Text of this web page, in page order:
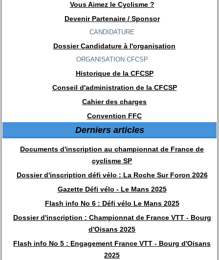
Vous Aimez le Cyclisme ?
Devenir Partenaire / Sponsor
CANDIDATURE
Dossier Candidature à l'organisation
ORGANISATION CFCSP
Historique de la CFCSP
Conseil d'administration de la CFCSP
Cahier des charges
Convention FFC
Derniers articles
Documents d'inscription au championnat de France de
cyclisme SP
Dossier d'inscription défi vélo : La Roche Sur Foron 2026
Gazette Défi vélo - Le Mans 2025
Flash info No 6 : Défi vélo Le Mans 2025
Dossier d'inscription : Championnat de France VTT - Bourg
d'Oisans 2025
Flash info No 5 : Engagement France VTT - Bourg d'Oisans
2025